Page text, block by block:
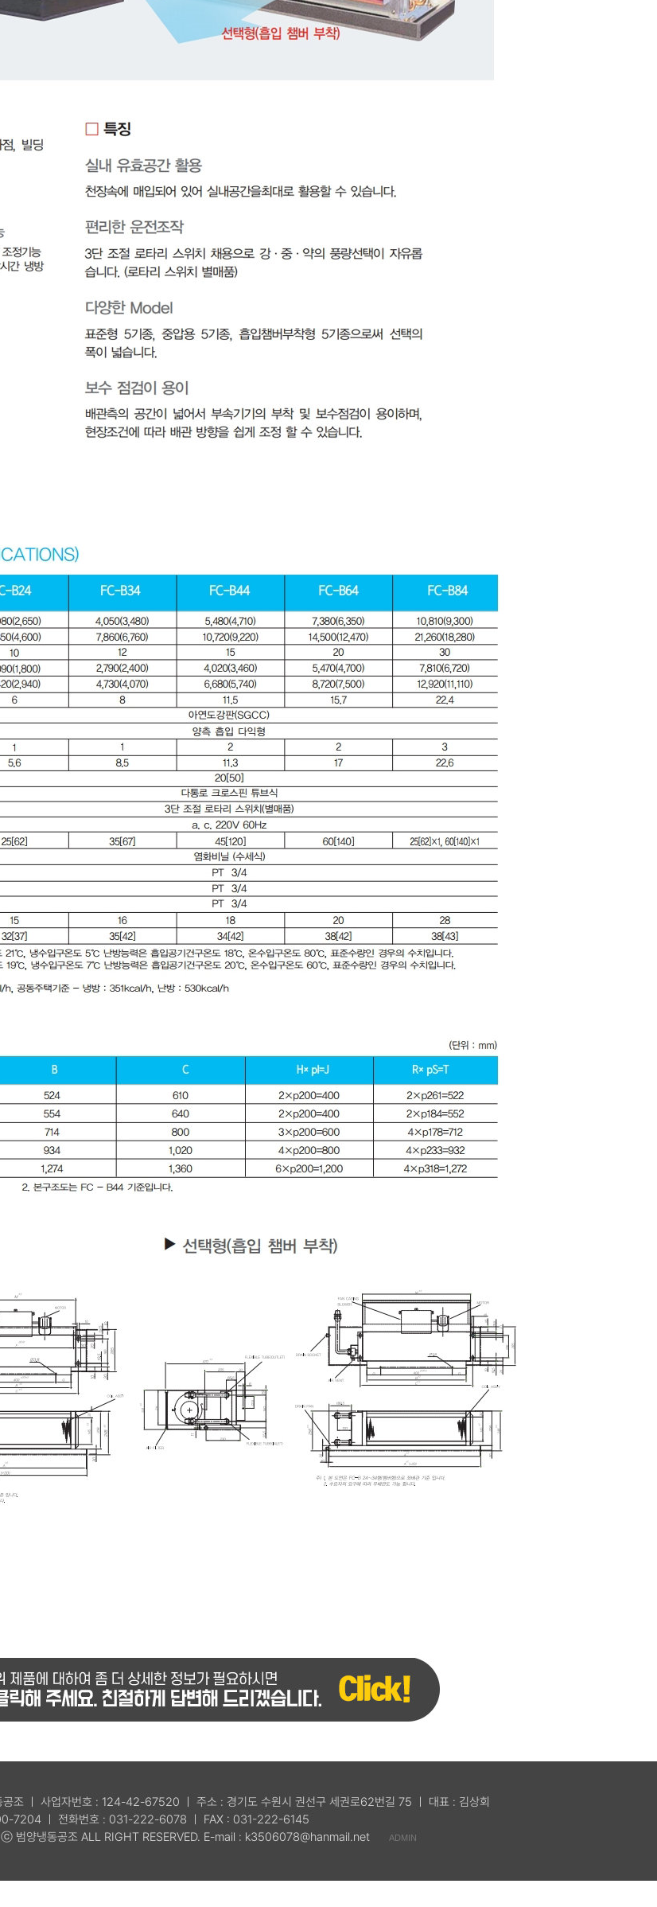
공조 ㅣ 사업자번호 : 124-42-67520 ㅣ 주소 : 경기도 수원시 권선구 세권로62번길 75 ㅣ 대표 : 김상회
7204 ㅣ 전화번호 : 031-222-6078 ㅣ FAX : 031-222-6145
범양냉동공조 ALL RIGHT RESERVED. E-mail : k3506078@hanmail.net
ADMIN